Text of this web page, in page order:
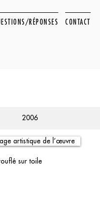
RÉPONSES CONTACT
2006
artistique de l’œuvre
sur toile